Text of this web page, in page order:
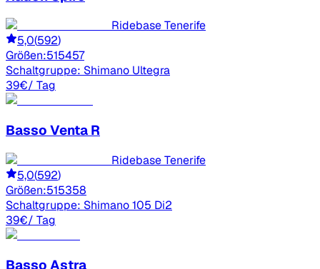
Ridebase Tenerife
5,0(592)
Größen:515457
Schaltgruppe: Shimano Ultegra
39€/ Tag
Basso Venta R
Ridebase Tenerife
5,0(592)
Größen:515358
Schaltgruppe: Shimano 105 Di2
39€/ Tag
Basso Astra